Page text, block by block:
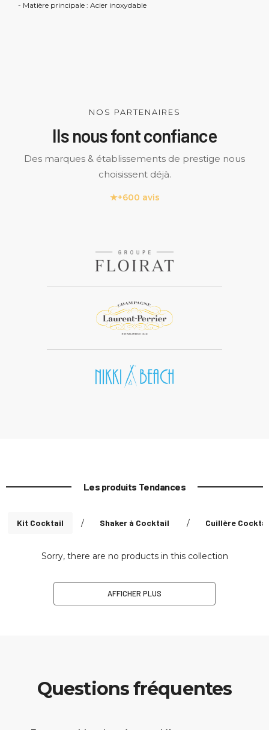
- Matière principale : Acier inoxydable
NOS PARTENAIRES
Ils nous font confiance
Des marques & établissements de prestige nous
choisissent déjà.
★+600 avis
Les produits Tendances
Kit Cocktail / Shaker à Cocktail / Cuillère
Sorry, there are no products in this collection
AFFICHER PLUS
Questions fréquentes